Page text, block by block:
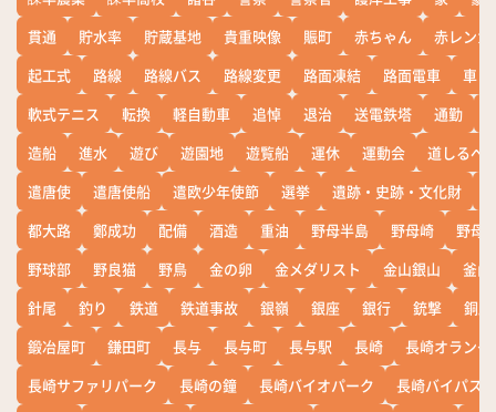
貫通
貯水率 貯蔵基地 貴重映像 賑町 赤ちゃん
赤レンガ
起工式
路線 路線バス 路線変更 路面凍結 路面電車
車
軟式テニス
転換 軽自動車 追悼 退治 送電鉄塔 通勤
造船
進水 遊び 遊園地 遊覧船 運休 運動会
道しるべ
遣唐使
遣唐使船 遣欧少年使節 選挙 遺跡・史跡・文化財
都大路
鄭成功 配備 酒造 重油 野母半島 野母崎
野母
野球部
野良猫 野鳥 金の卵 金メダリスト 金山銀山
釜山
針尾
釣り 鉄道 鉄道事故 銀嶺 銀座 銀行 銃撃
銅座
鍛冶屋町
鎌田町 長与 長与町 長与駅 長崎
長崎オランダ
長崎サファリパーク
長崎の鐘 長崎バイオパーク
長崎バイパス